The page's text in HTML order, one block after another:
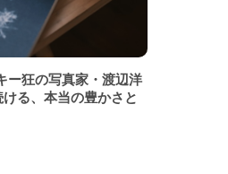
ー狂の写真家・渡辺洋
る、本当の豊かさと